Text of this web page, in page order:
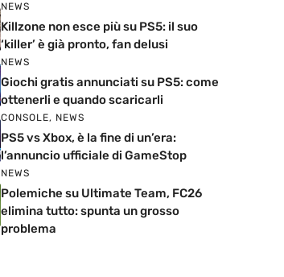
NEWS
Killzone non esce più su PS5: il suo
‘killer’ è già pronto, fan delusi
NEWS
Giochi gratis annunciati su PS5: come
ottenerli e quando scaricarli
CONSOLE, NEWS
PS5 vs Xbox, è la fine di un’era:
l’annuncio ufficiale di GameStop
NEWS
Polemiche su Ultimate Team, FC26
elimina tutto: spunta un grosso
problema